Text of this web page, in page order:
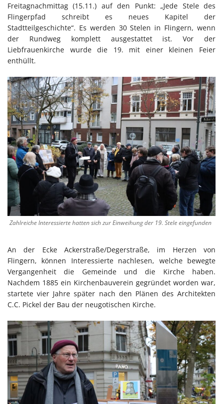
Freitagnachmittag (15.11.) auf den Punkt: „Jede Stele des
Flingerpfad schreibt es neues Kapitel der
Stadtteilgeschichte“. Es werden 30 Stelen in Flingern, wenn
der Rundweg komplett ausgestattet ist. Vor der
Liebfrauenkirche wurde die 19. mit einer kleinen Feier
enthüllt.
Zahlreiche Interessierte hatten sich zur Einweihung der 19. Stele eingefunden
An der Ecke Ackerstraße/Degerstraße, im Herzen von
Flingern, können Interessierte nachlesen, welche bewegte
Vergangenheit die Gemeinde und die Kirche haben.
Nachdem 1885 ein Kirchenbauverein gegründet worden war,
startete vier Jahre später nach den Plänen des Architekten
C.C. Pickel der Bau der neugotischen Kirche.